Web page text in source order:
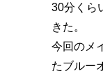
30分くら
きた。
今回のメ
たブルー